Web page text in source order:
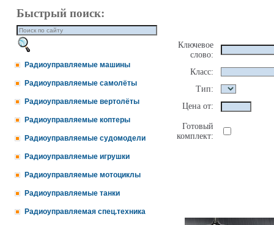
Быстрый поиск:
Радиоуправляемые машины
Радиоуправляемые самолёты
Радиоуправляемые вертолёты
Радиоуправляемые коптеры
Радиоуправляемые судомодели
Радиоуправляемые игрушки
Радиоуправляемые мотоциклы
Радиоуправляемые танки
Радиоуправляемая спец.техника
Ключевое
слово:
Класс:
Тип:
Цена от:
Готовый
комплект: